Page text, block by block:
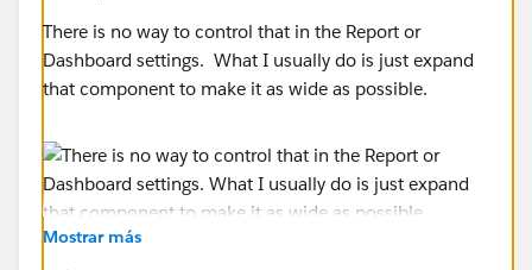
There is no way to control that in the Report or
Dashboard settings. What I usually do is just expand
that component to make it as wide as possible.
Mostrar más